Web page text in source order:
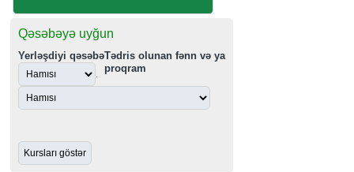
Qəsəbəyə uyğun
Yerləşdiyi qəsəbə
.
Tədris olunan fənn və ya
proqram